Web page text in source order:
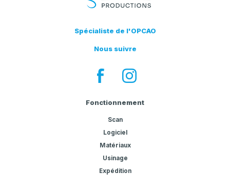
Spécialiste de l'OPCAO
Nous suivre
Fonctionnement
Scan
Logiciel
Matériaux
Usinage
Expédition